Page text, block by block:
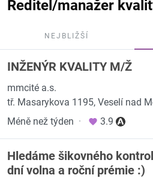
Ředitel/manažer
NEJBLIŽŠÍ
INŽENÝR KVALITY M/Ž
mmcité a.s.
tř. Masarykova 1195, Veselí nad
Méně než týden · 3.9
Hledáme šikovného
dní volna a roční prémie :)